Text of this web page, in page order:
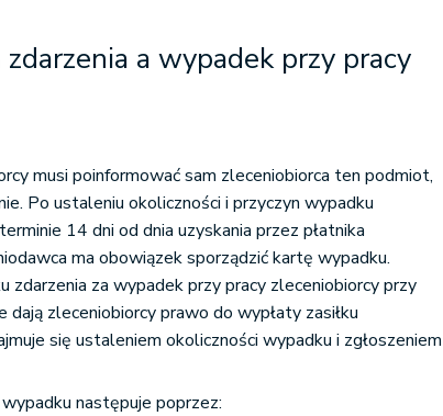
a wypadek przy pracy
musi poinformować sam zleceniobiorca ten podmiot,
Po ustaleniu okoliczności i przyczyn wypadku
14 dni od dnia uzyskania przez płatnika
ma obowiązek sporządzić kartę wypadku.
zdarzenia za wypadek przy pracy zleceniobiorcy przy
dają zleceniobiorcy prawo do wypłaty zasiłku
się ustaleniem okoliczności wypadku i zgłoszeniem
następuje poprzez: